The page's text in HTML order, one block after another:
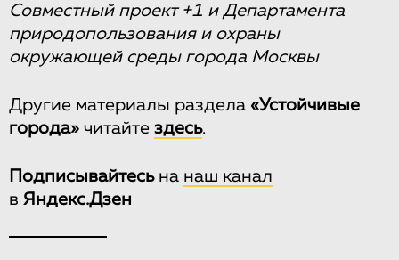
Совместный проект +1 и Департамента
природопользования и охраны
окружающей среды города Москвы
Другие материалы раздела «Устойчивые
города» читайте здесь.
Подписывайтесьна наш канал
в Яндекс.Дзен